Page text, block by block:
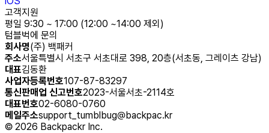
고객지원
평일 9:30 ~ 17:00 (12:00 ~14:00 제외)
텀블벅에 문의
회사명(주) 백패커
주소서울특별시 서초구 서초대로 398, 20층(서초동, 그레이츠 강남)
대표김동환
사업자등록번호107-87-83297
통신판매업 신고번호2023-서울서초-2114호
대표번호02-6080-0760
메일주소support_tumblbug@backpac.kr
© 2026 Backpackr Inc.